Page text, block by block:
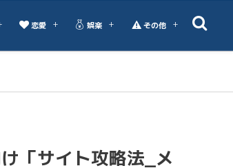
恋愛 娯楽 その他
「サイト攻略法_メ